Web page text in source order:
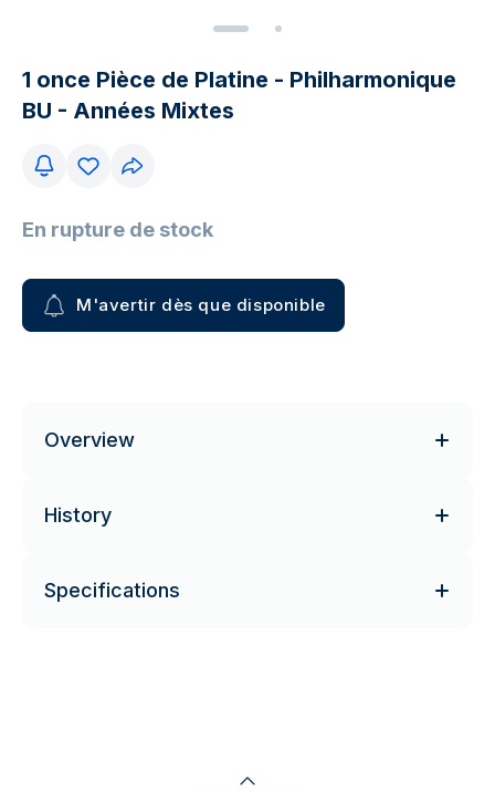
1 once Pièce de Platine - Philharmonique
BU - Années Mixtes
En rupture de stock
M'avertir dès que disponible
Overview
History
Specifications